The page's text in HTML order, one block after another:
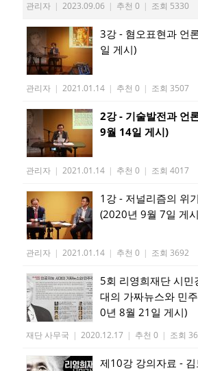
관리자 | 2023.09.06 | 추천 0 | 조회 5330
3강 - 혐오표현과 언
일 게시)
관리자 | 2021.01.14 | 추천 0 | 조회 3507
2강 - 기술발전과 언
9월 14일 게시)
관리자 | 2021.01.14 | 추천 0 | 조회 4017
1강 - 저널리즘의 위
(2020년 9월 7일 게
관리자 | 2021.01.14 | 추천 0 | 조회 3692
5회 리영희재단 시민
대의 가짜뉴스와 민
0년 8월 21일 게시)
재단 사무국 | 2020.12.17 | 추천 0 | 조회
제10강 강의자료 -